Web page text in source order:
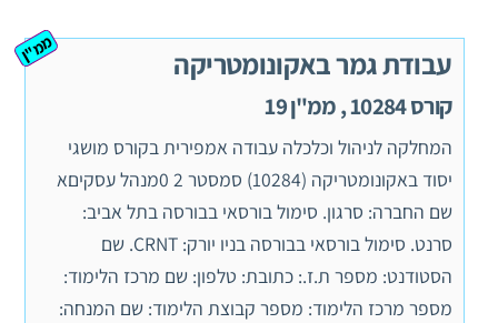
עבודת גמר באקונומטריקה
קורס 10284 , ממ"ן 19
ממ"ן
המחלקה לניהול וכלכלה עבודה אמפירית בקורס מושגי
יסוד באקונומטריקה (10284) סמסטר 2 0מנהל עסקיםא
שם החברה: סרגון. סימול בורסאי בבורסה בתל אביב:
סרנט. סימול בורסאי בבורסה בניו יורק: CRNT. שם
הסטודנט: מספר ת.ז.: כתובת: טלפון: שם מרכז הלימוד:
מספר מרכז הלימוד: מספר קבוצת הלימוד: שם המנחה: